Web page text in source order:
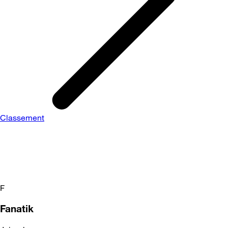
Classement
F
Fanatik